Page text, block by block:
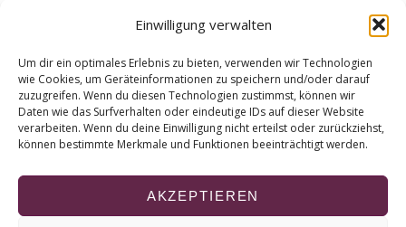
Einwilligung verwalten
Um dir ein optimales Erlebnis zu bieten, verwenden wir Technologien
wie Cookies, um Geräteinformationen zu speichern und/oder darauf
zuzugreifen. Wenn du diesen Technologien zustimmst, können wir
Daten wie das Surfverhalten oder eindeutige IDs auf dieser Website
verarbeiten. Wenn du deine Einwilligung nicht erteilst oder zurückziehst,
können bestimmte Merkmale und Funktionen beeinträchtigt werden.
AKZEPTIEREN
© 2026 KURT
NACH OBEN